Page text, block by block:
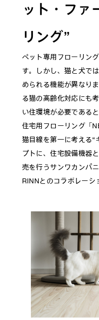
ット・ファ
リング”
ペット専用フローリン
す。しかし、猫と犬で
められる機能が異なり
る猫の高齢化対応にも
い住環境が必要である
住宅用フローリング「
猫目線を第一に考える“
プトに、住宅設備機器
売を行うサンワカンパ
RINNとのコラボレーシ